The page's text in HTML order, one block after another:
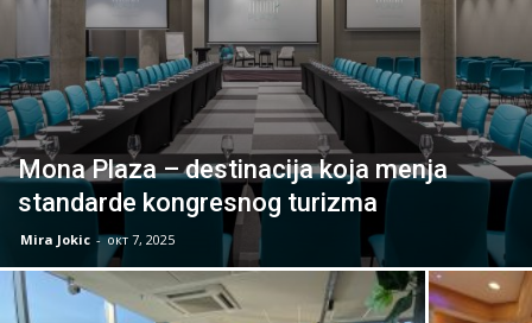
Mona Plaza – destinacija koja menja
standarde kongresnog turizma
Mira Jokic - окт 7, 2025